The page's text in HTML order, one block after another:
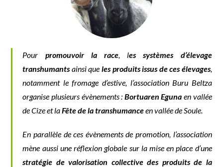
Pour promouvoir la race , les systèmes d’élevage
transhumantsainsi que les produits issus de ces élevages,
notamment le fromage d’estive, l’association Buru Beltza
organise plusieurs évènements : Bortuaren Eguna en vallée
de Cize et laFête de la transhumanceen vallée de Soule.
En parallèle de ces évènements de promotion, l’association
mène aussi une réflexion globale sur la mise en place d’une
stratégie de valorisation collective des produits de la